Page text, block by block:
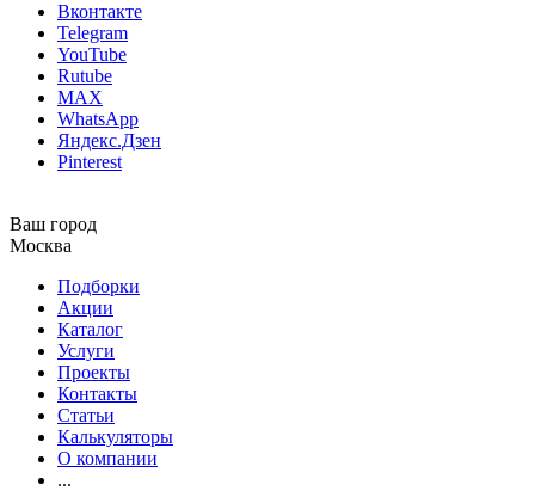
Вконтакте
Telegram
YouTube
Rutube
MAX
WhatsApp
Яндекс.Дзен
Pinterest
Ваш город
Москва
Подборки
Акции
Каталог
Услуги
Проекты
Контакты
Статьи
Калькуляторы
О компании
...